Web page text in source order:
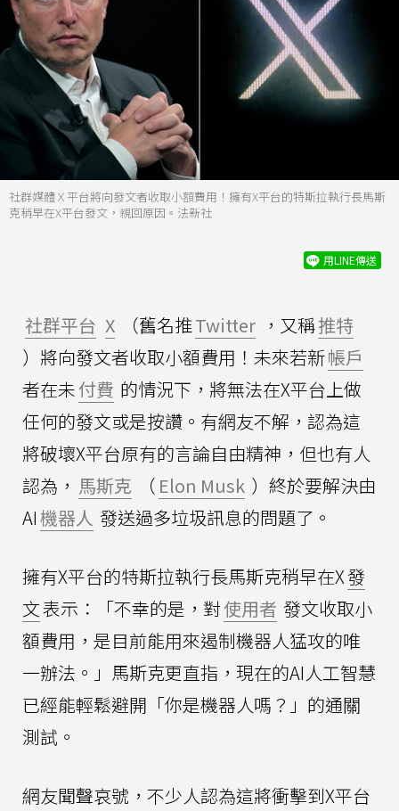
社群媒體Ｘ平台將向發文者收取小額費用！擁有X平台的特斯拉執行長馬斯
克稍早在X平台發文，親回原因。法新社
用LINE傳送
社群平台 X （舊名推Twitter ，又稱推特
）將向發文者收取小額費用！未來若新帳戶
者在未付費 的情況下，將無法在X平台上做
任何的發文或是按讚。有網友不解，認為這
將破壞X平台原有的言論自由精神，但也有人
認為， 馬斯克 （ Elon Musk ）終於要解決由
AI機器人 發送過多垃圾訊息的問題了。
擁有X平台的特斯拉執行長馬斯克稍早在X發
文表示：「不幸的是，對使用者 發文收取小
額費用，是目前能用來遏制機器人猛攻的唯
一辦法。」馬斯克更直指，現在的AI人工智慧
已經能輕鬆避開「你是機器人嗎？」的通關
測試。
網友聞聲哀號，不少人認為這將衝擊到X平台